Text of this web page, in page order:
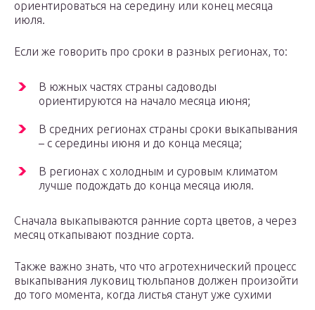
ориентироваться на середину или конец месяца
июля.
Если же говорить про сроки в разных регионах, то:
В южных частях страны садоводы
ориентируются на начало месяца июня;
В средних регионах страны сроки выкапывания
– с середины июня и до конца месяца;
В регионах с холодным и суровым климатом
лучше подождать до конца месяца июля.
Сначала выкапываются ранние сорта цветов, а через
месяц откапывают поздние сорта.
Также важно знать, что что агротехнический процесс
выкапывания луковиц тюльпанов должен произойти
до того момента, когда листья станут уже сухими